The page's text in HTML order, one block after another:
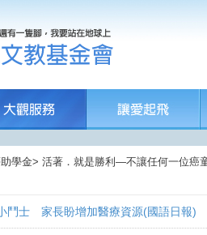
學金> 活著．就是勝利—不讓任何一位癌
鬥士 家長盼增加醫療資源(國語日報)